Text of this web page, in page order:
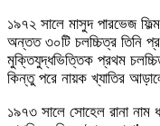
১৯৭২ সালে মাসুদ পারভেজ
অন্তত ৩০টি চলচ্চিত্র তিনি
মুক্তিযুদ্ধভিত্তিক প্রথম
কিন্তু পরে নায়ক খ্যাতির
১৯৭৩ সালে সোহেল রানা নাম